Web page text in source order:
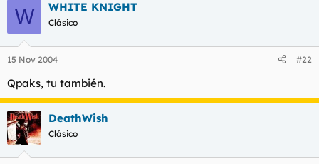
W WHITE KNIGHT
Clásico
15 Nov 2004 #22
Qpaks, tu también.
DeathWish
Clásico